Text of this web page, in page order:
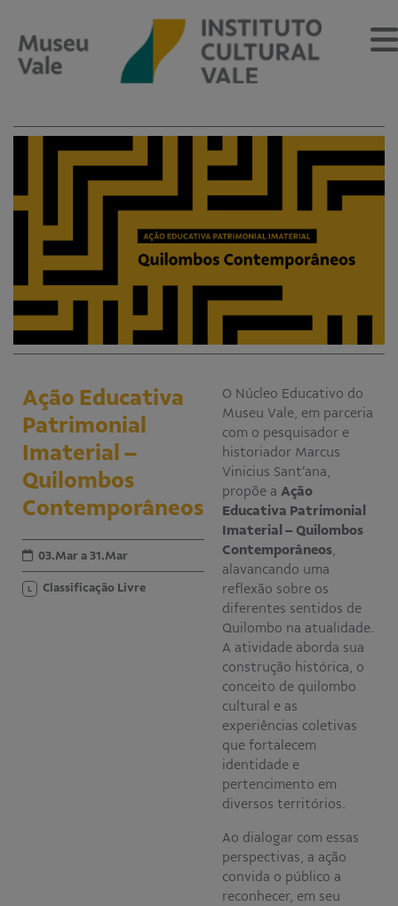
Sobre
Museu Vale Extramuros
Sobre o Instituto Cultural Vale
Estrutura Organizacional
Centro de Memória
Programação
Educativo
Programa Aprendiz
Workshops
Publicações
Editais
Fale conosco
Ação Educativa
Patrimonial
Imaterial –
Quilombos
Contemporâneos
03.Mar a 31.Mar
L Classificação Livre
O Núcleo Educativo do
Museu Vale, em parceria
com o pesquisador e
historiador Marcus
Vinicius Sant’ana,
propõe a Ação
Educativa Patrimonial
Imaterial – Quilombos
Contemporâneos,
alavancando uma
reflexão sobre os
diferentes sentidos de
Quilombo na atualidade.
A atividade aborda sua
construção histórica, o
conceito de quilombo
cultural e as
experiências coletivas
que fortalecem
identidade e
pertencimento em
diversos territórios.
Ao dialogar com essas
perspectivas, a ação
convida o público a
reconhecer, em seu